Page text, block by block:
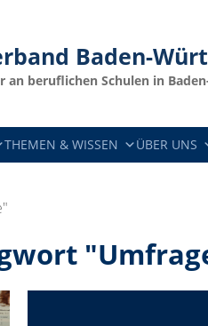
Baden-
beruflichen Schulen in
THEMEN & WISSEN ÜBER UNS